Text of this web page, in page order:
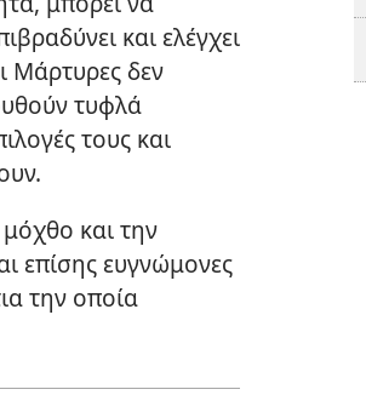
και ελέγχει
Μάρτυρες δεν
τυφλά
τους και
και την
επίσης ευγνώμονες
την οποία